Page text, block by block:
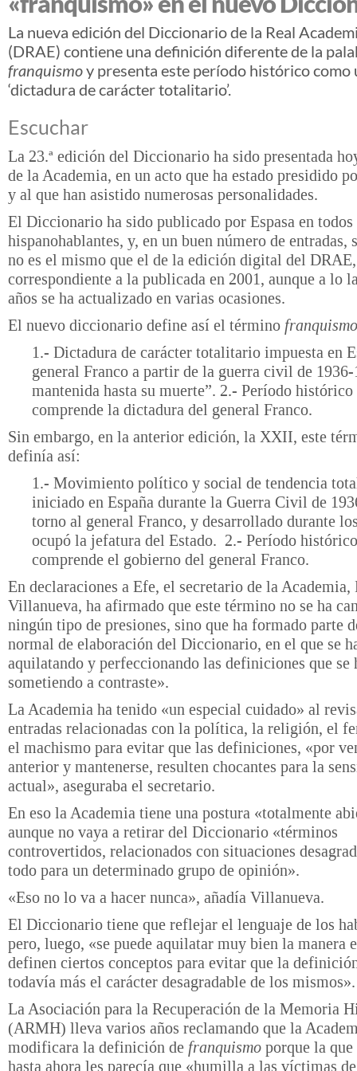
La nueva edición del Diccionario de la Real
(DRAE) contiene una definición diferente de la
franquismoy presenta este período histórico como
‘dictadura de carácter totalitario’.
Escuchar
La 23.ª edición del Diccionario ha sido presentada
de la Academia, en un acto que ha estado presidido
y al que han asistido numerosas personalidades.
El Diccionario ha sido publicado por Espasa en todos
hispanohablantes, y, en un buen número de entradas,
no es el mismo que el de la edición digital del DRAE,
correspondiente a la publicada en 2001, aunque a lo
años se ha actualizado en varias ocasiones.
El nuevo diccionario define así el término franquismo
1.- Dictadura de carácter totalitario impuesta en
general Franco a partir de la guerra civil de
mantenida hasta su muerte”. 2.- Período histórico
comprende la dictadura del general Franco.
Sin embargo, en la anterior edición, la XXII, este
definía así:
1.- Movimiento político y social de tendencia
iniciado en España durante la Guerra Civil de
torno al general Franco, y desarrollado durante
ocupó la jefatura del Estado. 2.- Período
comprende el gobierno del general Franco.
En declaraciones a Efe, el secretario de la Academia,
Villanueva, ha afirmado que este término no se ha
ningún tipo de presiones, sino que ha formado parte
normal de elaboración del Diccionario, en el que se
aquilatando y perfeccionando las definiciones que se
sometiendo a contraste».
La Academia ha tenido «un especial cuidado» al
entradas relacionadas con la política, la religión, el
el machismo para evitar que las definiciones, «por
anterior y mantenerse, resulten chocantes para la
actual», aseguraba el secretario.
En eso la Academia tiene una postura «totalmente
aunque no vaya a retirar del Diccionario «términos
controvertidos, relacionados con situaciones
todo para un determinado grupo de opinión».
«Eso no lo va a hacer nunca», añadía Villanueva.
El Diccionario tiene que reflejar el lenguaje de los
pero, luego, «se puede aquilatar muy bien la manera
definen ciertos conceptos para evitar que la
todavía más el carácter desagradable de los mismos».
La Asociación para la Recuperación de la Memoria
(ARMH) lleva varios años reclamando que la
modificara la definición de franquismo porque la
hasta ahora les parecía que «humilla a las víctimas